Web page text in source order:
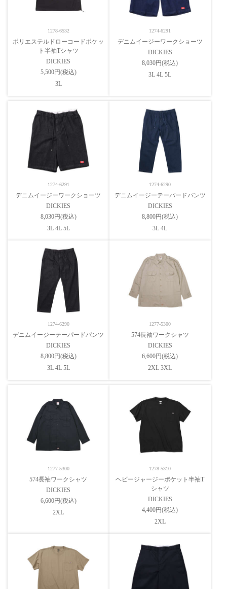
1278-6532
ポリエステルドローコードポケッ
ト半袖Tシャツ
DICKIES
5,500円(税込)
3L
1274-6291
デニムイージーワークショーツ
DICKIES
8,030円(税込)
3L 4L 5L
1274-6291
デニムイージーワークショーツ
DICKIES
8,030円(税込)
3L 4L 5L
1274-6290
デニムイージーテーパードパンツ
DICKIES
8,800円(税込)
3L 4L
1274-6290
デニムイージーテーパードパンツ
DICKIES
8,800円(税込)
3L 4L 5L
1277-5300
574長袖ワークシャツ
DICKIES
6,600円(税込)
2XL 3XL
1277-5300
574長袖ワークシャツ
DICKIES
6,600円(税込)
2XL
1278-5310
ヘビージャージーポケット半袖T
シャツ
DICKIES
4,400円(税込)
2XL